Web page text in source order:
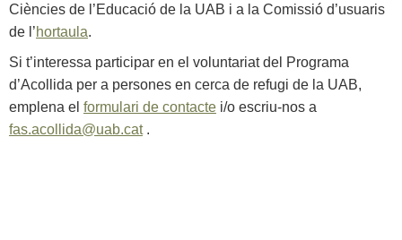
Ciències de l’Educació de la UAB i a la Comissió d’usuaris
de l’hortaula.
Si t’interessa participar en el voluntariat del Programa
d’Acollida per a persones en cerca de refugi de la UAB,
emplena el formulari de contacte i/o escriu-nos a
fas.acollida@uab.cat.